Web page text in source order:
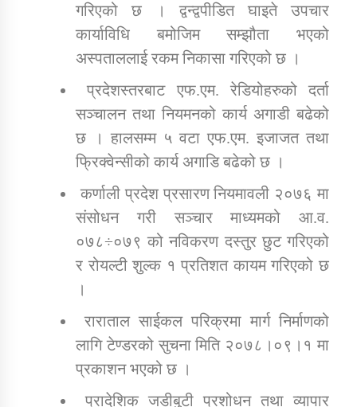
गरिएको छ । द्वन्द्वपीडित घाइते उपचार
कार्याविधि बमोजिम सम्झौता भएको
अस्पताललाई रकम निकासा गरिएको छ ।
प्रदेशस्तरबाट एफ.एम. रेडियोहरुको दर्ता
सञ्चालन तथा नियमनको कार्य अगाडी बढेको
छ । हालसम्म ५ वटा एफ.एम. इजाजत तथा
फ्रिक्वेन्सीको कार्य अगाडि बढेको छ ।
कर्णाली प्रदेश प्रसारण नियमावली २०७६ मा
संसोधन गरी सञ्चार माध्यमको आ.व.
०७८÷०७९ को नविकरण दस्तुर छुट गरिएको
र रोयल्टी शुल्क १ प्रतिशत कायम गरिएको छ
।
राराताल साईकल परिक्रमा मार्ग निर्माणको
लागि टेण्डरको सुचना मिति २०७८।०९।१ मा
प्रकाशन भएको छ ।
प्रादेशिक जडीबुटी प्रशोधन तथा व्यापार